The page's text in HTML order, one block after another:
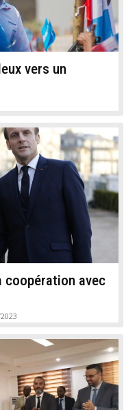
vers un
coopération avec